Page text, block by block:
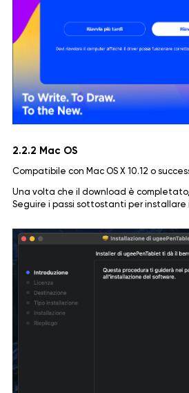
2.2.2 Mac OS
Compatibile con Mac OS X 10.12 o
Una volta che il download è
Seguire i passi sottostanti per installare